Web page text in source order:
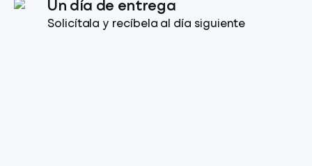
Un día de entrega
Solicítala y recíbela al día siguiente